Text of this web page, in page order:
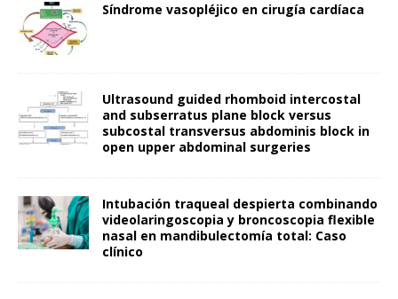
Síndrome vasopléjico en cirugía cardíaca
Ultrasound guided rhomboid intercostal
and subserratus plane block versus
subcostal transversus abdominis block in
open upper abdominal surgeries
Intubación traqueal despierta combinando
videolaringoscopia y broncoscopia flexible
nasal en mandibulectomía total: Caso
clínico